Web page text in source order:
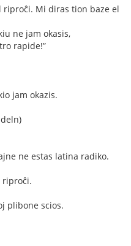
riproĉi. Mi diras tion baze el
ne jam okasis,
rapide!”
jam okazis.
ne estas latina radiko.
riproĉi.
plibone scios.